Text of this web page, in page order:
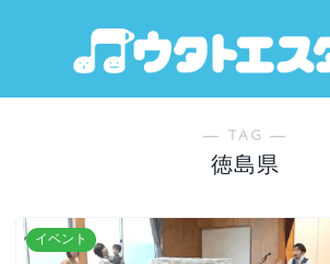
― TAG ―
徳島県
イベント